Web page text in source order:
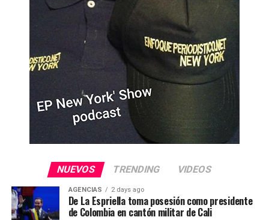
NUEVOS TRENDING VIDEOS
AGENCIAS 2 days ago
De La Espriella toma posesión como presidente
de Colombia en cantón militar de Cali